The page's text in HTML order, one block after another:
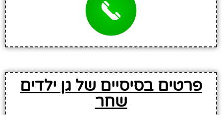
פרטים בסיסיים של גן ילדים
שחר